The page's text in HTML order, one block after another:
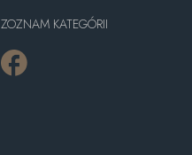
ZOZNAM KATEGÓRII